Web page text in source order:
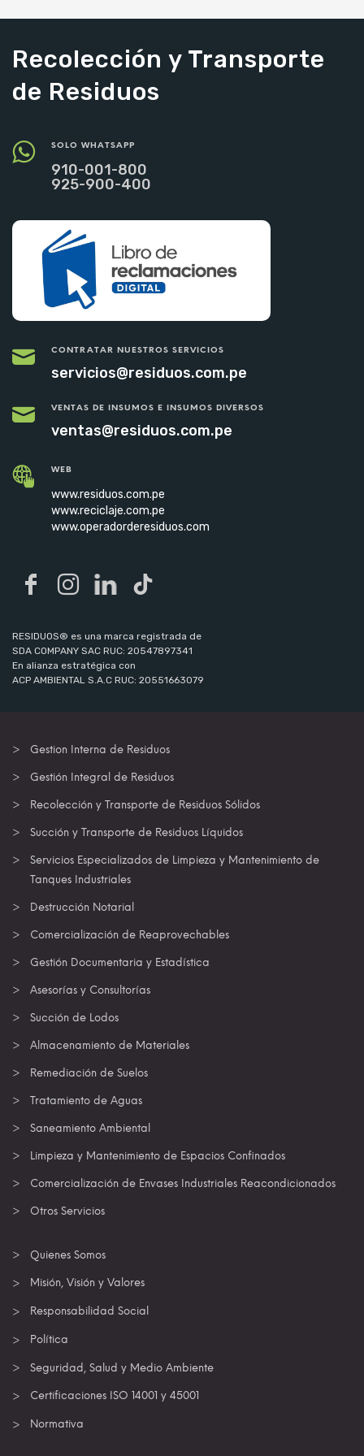
Recolección y Transporte
de Residuos
SOLO WHATSAPP
910-001-800
925-900-400
CONTRATAR NUESTROS SERVICIOS
servicios@residuos.com.pe
VENTAS DE INSUMOS E INSUMOS DIVERSOS
ventas@residuos.com.pe
WEB
www.residuos.com.pe
www.reciclaje.com.pe
www.operadorderesiduos.com
RESIDUOS® es una marca registrada de
SDA COMPANY SAC RUC: 20547897341
En alianza estratégica con
ACP AMBIENTAL S.A.C RUC: 20551663079
Gestion Interna de Residuos
Gestión Integral de Residuos
Recolección y Transporte de Residuos Sólidos
Succión y Transporte de Residuos Líquidos
Servicios Especializados de Limpieza y Mantenimiento de
Tanques Industriales
Destrucción Notarial
Comercialización de Reaprovechables
Gestión Documentaria y Estadística
Asesorías y Consultorías
Succión de Lodos
Almacenamiento de Materiales
Remediación de Suelos
Tratamiento de Aguas
Saneamiento Ambiental
Limpieza y Mantenimiento de Espacios Confinados
Comercialización de Envases Industriales Reacondicionados
Otros Servicios
Quienes Somos
Misión, Visión y Valores
Responsabilidad Social
Política
Seguridad, Salud y Medio Ambiente
Certificaciones ISO 14001 y 45001
Normativa